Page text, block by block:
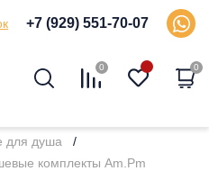
+7 (929) 551-70-07
0 0
для душа
комплекты Am.Pm